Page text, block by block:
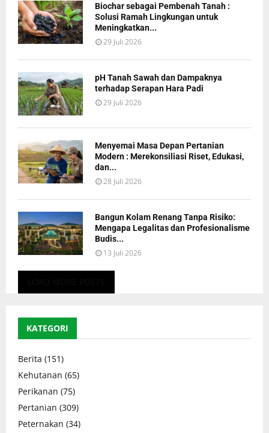
Biochar sebagai Pembenah Tanah :
Solusi Ramah Lingkungan untuk
Meningkatkan...
29 Juli 2026
pH Tanah Sawah dan Dampaknya
terhadap Serapan Hara Padi
29 Juli 2026
Menyemai Masa Depan Pertanian
Modern : Merekonsiliasi Riset, Edukasi,
dan...
28 Juli 2026
Bangun Kolam Renang Tanpa Risiko:
Mengapa Legalitas dan Profesionalisme
Budis...
13 Juli 2026
KATEGORI
Berita (151)
Kehutanan (65)
Perikanan (75)
Pertanian (309)
Peternakan (34)